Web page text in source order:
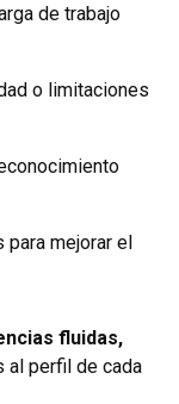
de trabajo
o limitaciones
mejorar el
fluidas,
al perfil de cada